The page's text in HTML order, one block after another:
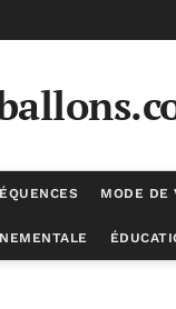
MODE DE
révélatrices